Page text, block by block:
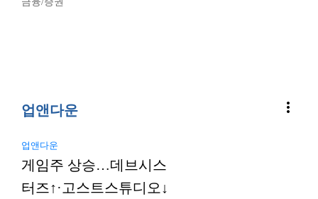
업앤다운 more_vert
업앤다운
게임주 상승…데브시스
터즈↑·고스트스튜디오↓